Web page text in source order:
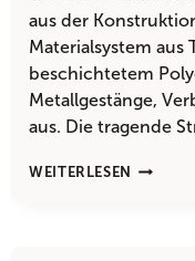
aus der
Materialsystem
beschichtetem
Metallgestänge,
aus. Die tragende
WEITERLESEN
WIE